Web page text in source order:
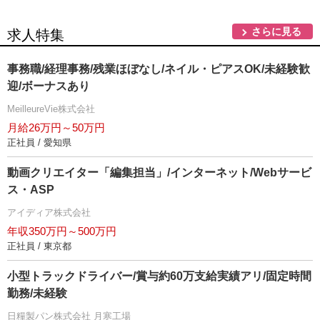
求人特集 さらに見る
事務職/経理事務/残業ほぼなし/ネイル・ピアスOK/未経験歓
迎/ボーナスあり
MeilleureVie株式会社
月給26万円～50万円
正社員 / 愛知県
動画クリエイター「編集担当」/インターネット/Webサービ
ス・ASP
アイディア株式会社
年収350万円～500万円
正社員 / 東京都
小型トラックドライバー/賞与約60万支給実績アリ/固定時間
勤務/未経験
日糧製パン株式会社 月寒工場